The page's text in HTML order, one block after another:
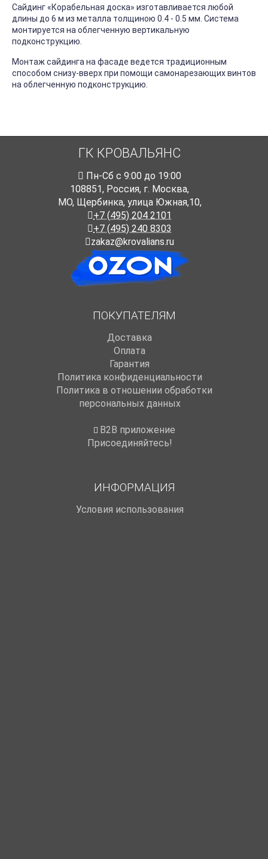
Сайдинг «Корабельная доска» изготавливается любой
длины до 6 м из металла толщиною 0.4 - 0.5 мм. Система
монтируется на облегченную вертикальную
подконструкцию.
Монтаж сайдинга на фасаде ведется традиционным
способом снизу-вверх при помощи самонарезающих винтов
на облегченную подконструкцию.
ГК КРОВАЛЬЯНС
Пн-Cб с 9:00 до 19:00
108851, Россия, г. Москва,
МО, Щербинка, улица Южная,10,
+7 (495) 204 2101
+7 (495) 240 8303
zakaz@krovalians.ru
ПОКУПАТЕЛЯМ
Доставка
Оплата
Гарантия
Политика конфиденциальности
Политика в отношении обработки
персональных данных
B2B приложение
Присоединяйтесь!
ИНФОРМАЦИЯ
Условия использования